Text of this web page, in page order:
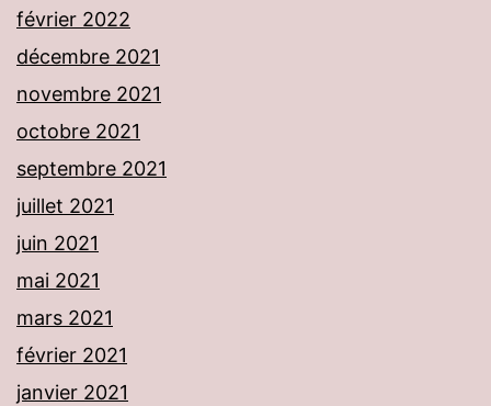
février 2022
décembre 2021
novembre 2021
octobre 2021
septembre 2021
juillet 2021
juin 2021
mai 2021
mars 2021
février 2021
janvier 2021